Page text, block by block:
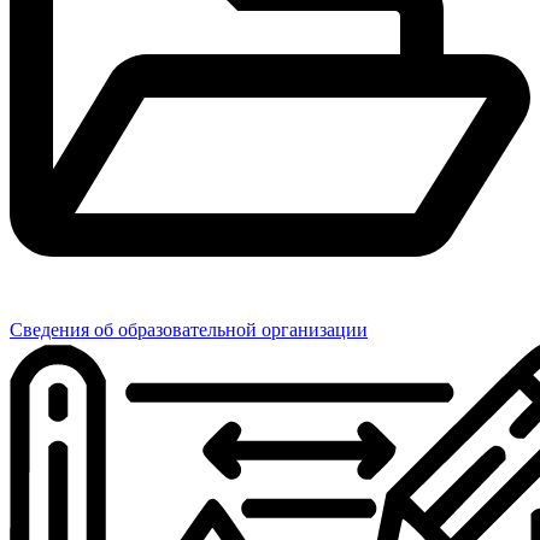
Сведения об образовательной организации